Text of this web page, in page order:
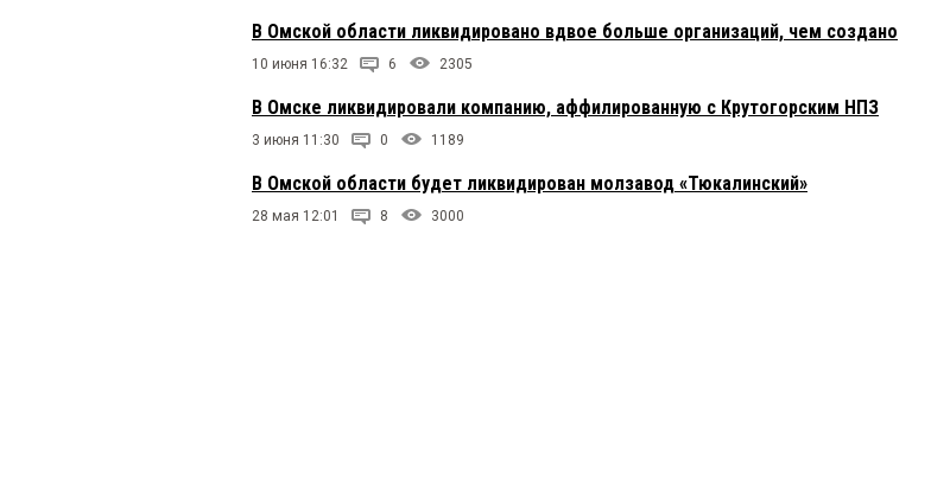
В Омской области ликвидировано вдвое больше организаций, чем создано
10 июня 16:32 6 2305
В Омске ликвидировали компанию, аффилированную с Крутогорским НПЗ
3 июня 11:30 0 1189
В Омской области будет ликвидирован молзавод «Тюкалинский»
28 мая 12:01 8 3000